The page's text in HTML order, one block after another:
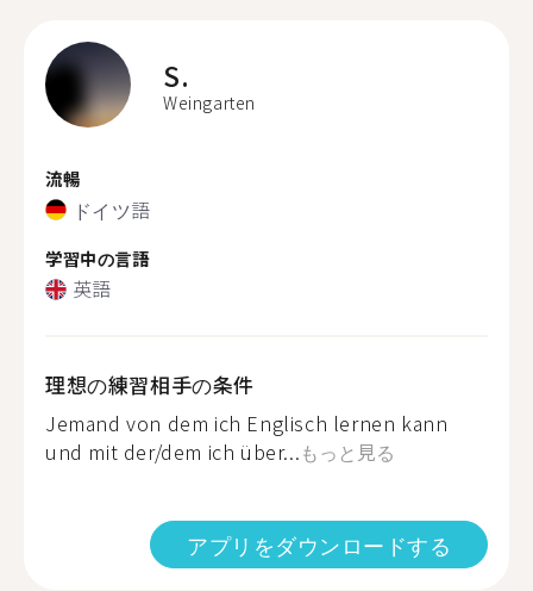
S.
Weingarten
流暢
ドイツ語
学習中の言語
英語
理想の練習相手の条件
Jemand von dem ich Englisch lernen kann
und mit der/dem ich über...もっと見る
アプリをダウンロードする